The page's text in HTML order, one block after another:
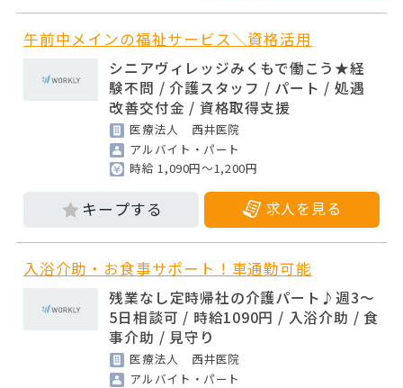
午前中メインの福祉サービス＼資格活用
シニアヴィレッジみくもで働こう★経
験不問 / 介護スタッフ / パート / 処遇
改善交付金 / 資格取得支援
医療法人 西井医院
アルバイト・パート
時給 1,090円～1,200円
求人を見る
入浴介助・お食事サポート！車通勤可能
残業なし定時帰社の介護パート♪週3～
5日相談可 / 時給1090円 / 入浴介助 / 食
事介助 / 見守り
医療法人 西井医院
アルバイト・パート